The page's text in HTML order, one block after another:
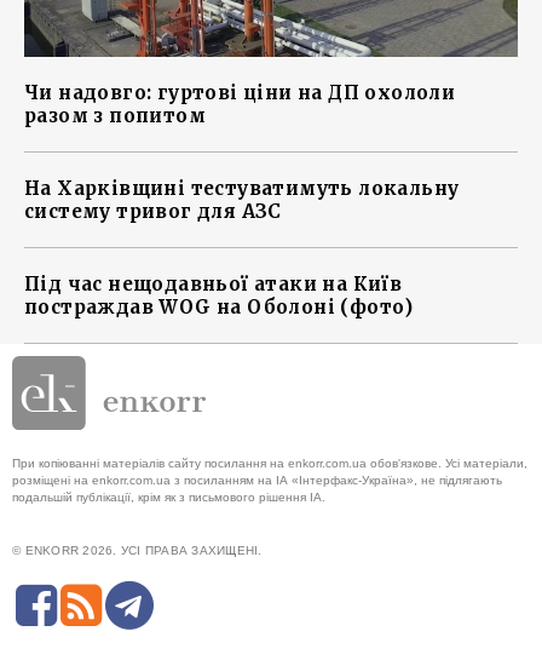
Чи надовго: гуртові ціни на ДП охололи
разом з попитом
На Харківщині тестуватимуть локальну
систему тривог для АЗС
Під час нещодавньої атаки на Київ
постраждав WOG на Оболоні (фото)
При копіюванні матеріалів сайту посилання на enkorr.com.ua обов'язкове. Усі матеріали,
розміщені на enkorr.com.ua з посиланням на ІА «Інтерфакс-Україна», не підлягають
подальшій публікації, крім як з письмового рішення ІА.
© ENKORR 2026. УСІ ПРАВА ЗАХИЩЕНІ.